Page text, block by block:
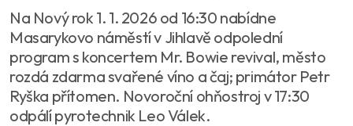
Na Nový rok 1. 1. 2026 od 16:30 nabídne
Masarykovo náměstí v Jihlavě odpolední
program s koncertem Mr. Bowie revival, město
rozdá zdarma svařené víno a čaj; primátor Petr
Ryška přítomen. Novoroční ohňostroj v 17:30
odpálí pyrotechnik Leo Válek.